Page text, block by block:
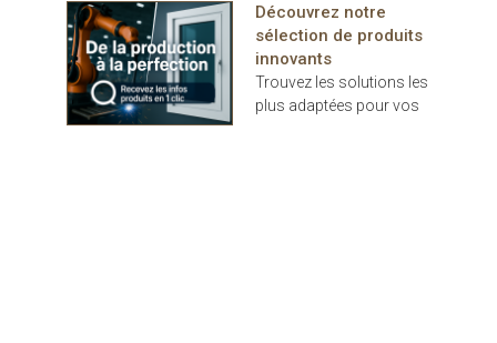
décoratifs, rivalisent
d’inspiration
Découvrez notre
sélection de produits
innovants
Trouvez les solutions les
plus adaptées pour vos